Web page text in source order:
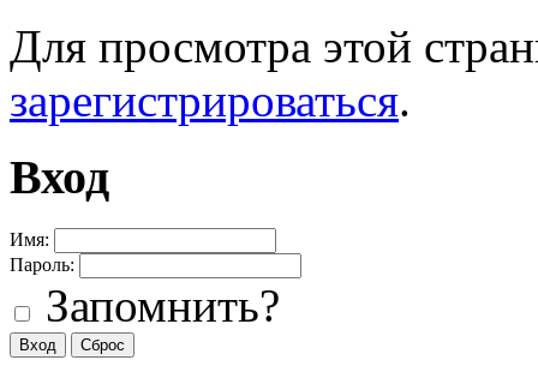
Для просмотра этой
зарегистрироваться.
Вход
Имя:
Пароль:
Запомнить?